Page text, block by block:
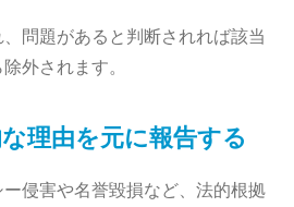
問題があると判断されれば該当
外されます。
理由を元に報告する
侵害や名誉毀損など、法的根拠